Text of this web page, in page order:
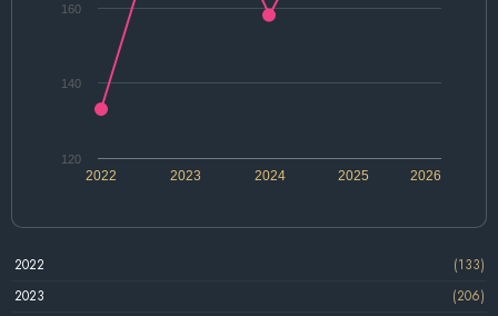
2022 2024 2026
2023 2025
120
140
160
2022
(133)
2023
(206)